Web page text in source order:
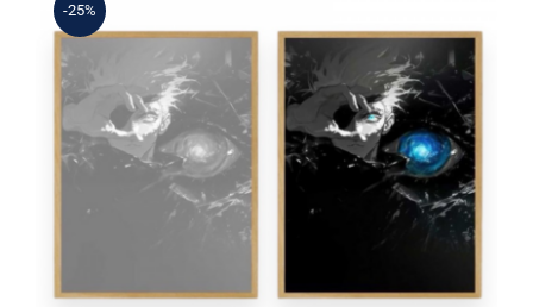
-25%
Φωτιζόμενη Κορνίζα – Κάδρο LED
Jujutsu Kaisen Gojo